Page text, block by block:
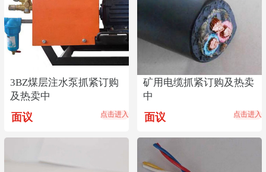
3BZ煤层注水泵抓紧订购
及热卖中
面议 点击进入
矿用电缆抓紧订购及热卖
中
面议 点击进入